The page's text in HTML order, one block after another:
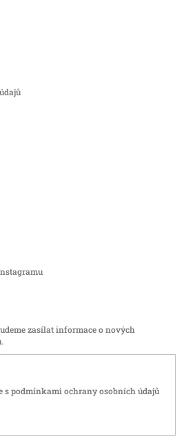
zasílat informace o nových
spodmínkami ochrany osobních údajů